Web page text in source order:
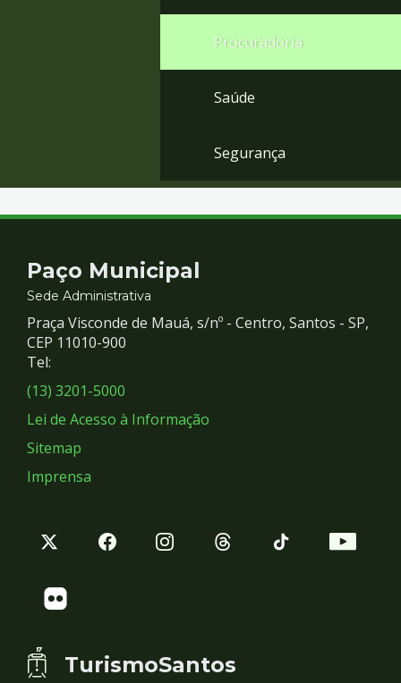
Procuradoria
Saúde
Segurança
Contato
e
Redes
Sociais
Paço Municipal
Sede Administrativa
Praça Visconde de Mauá, s/nº - Centro, Santos - SP,
CEP 11010-900
Tel:
(13) 3201-5000
Lei de Acesso à Informação
Sitemap
Imprensa
TurismoSantos